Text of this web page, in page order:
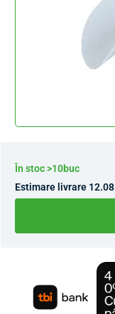
În stoc >10buc
Estimare livrare 12.08